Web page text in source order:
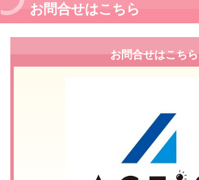
お問合せはこちら
お問合せはこちら